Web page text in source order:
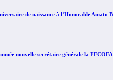
de naissance à l’Honorable Amato
nouvelle secrétaire générale la FECOFA